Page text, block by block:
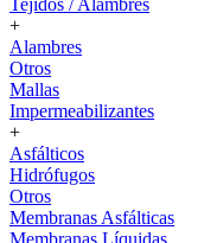
Tejidos / Alambres
+
Alambres
Otros
Mallas
Impermeabilizantes
+
Asfálticos
Hidrófugos
Otros
Membranas Asfálticas
Membranas Líquidas